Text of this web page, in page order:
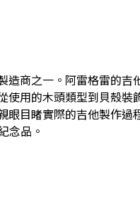
造商之一。阿雷格雷的吉
使用的木頭類型到貝殼裝
眼目睹實際的吉他製作過
念品。